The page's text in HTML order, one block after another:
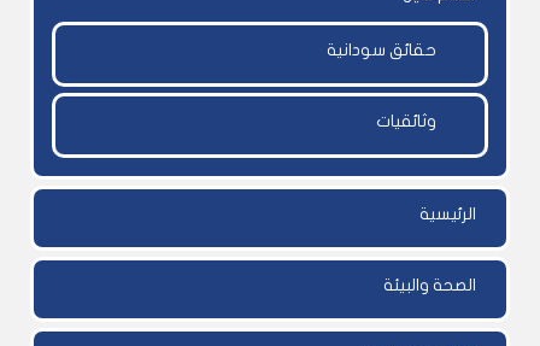
حقائق سودانية
وثائقيات
الرئيسية
الصحة والبيئة